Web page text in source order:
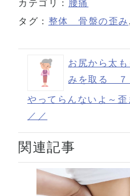
カテゴリ： 腰痛
タグ： 整体 骨盤の歪み ,
お尻から太
みを取る ７
やってらんないよ～歪
／／
関連記事